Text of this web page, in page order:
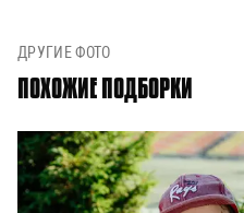
ДРУГИЕ ФОТО
ПОХОЖИЕ ПОДБОРКИ